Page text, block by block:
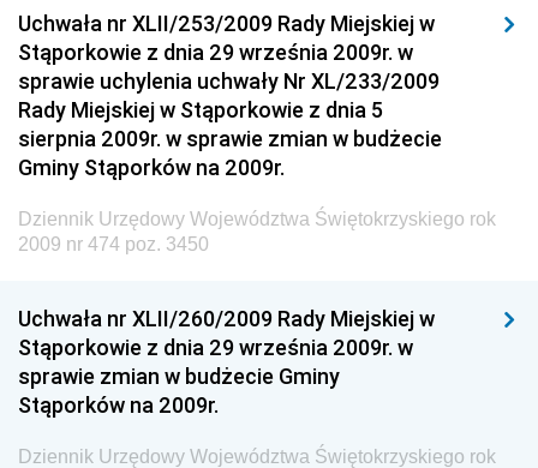
Drogowego
Dziennik Urzędowy Narodowego Banku Polskiego
Dziennik Urzędowy Komendy Głównej Policji
Dziennik Urzędowy Ministra Pracy i Polityki
Społecznej
Dziennik Urzędowy Ministra Transportu, Budownictwa
i Gospodarki Morskiej
Dziennik Urzędowy Ministra Spraw Zagranicznych
Dziennik Urzędowy Centralnego Biura
Antykorupcyjnego
Wewnętrznego
Uchwała nr XLII/253/2009 Rady Miejskiej w
Stąporkowie z dnia 29 września 2009r. w
sprawie uchylenia uchwały Nr XL/233/2009
Rady Miejskiej w Stąporkowie z dnia 5
sierpnia 2009r. w sprawie zmian w budżecie
Gminy Stąporków na 2009r.
Dziennik Urzędowy Województwa Świętokrzyskiego rok
2009 nr 474 poz. 3450
Uchwała nr XLII/260/2009 Rady Miejskiej w
Stąporkowie z dnia 29 września 2009r. w
sprawie zmian w budżecie Gminy
Stąporków na 2009r.
Dziennik Urzędowy Województwa Świętokrzyskiego rok